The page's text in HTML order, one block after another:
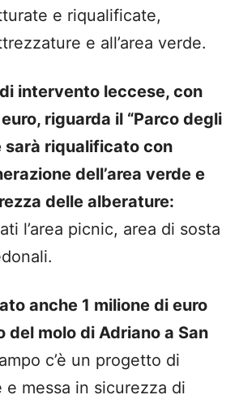
e riqualificate,
e all’area verde.
intervento leccese, con
riguarda il “Parco degli
sarà riqualificato con
dell’area verde e
delle alberature:
l’area picnic, area di sosta
anche 1 milione di euro
del molo di Adriano a San
c’è un progetto di
e messa in sicurezza di